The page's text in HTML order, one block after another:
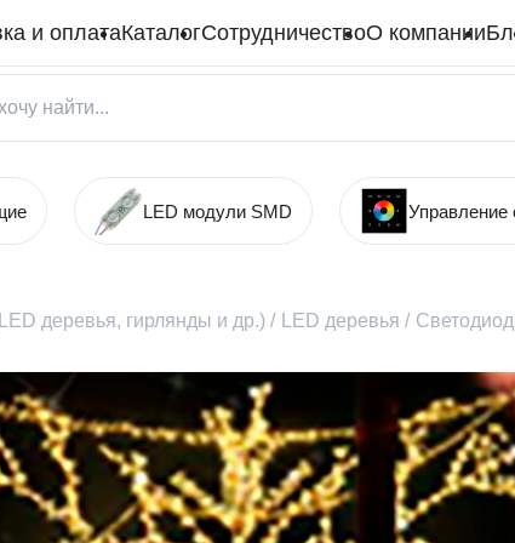
и оплатаКаталогСотрудничествоО компании
LED модули SMD
деревья, гирлянды и др.) / LED деревья /